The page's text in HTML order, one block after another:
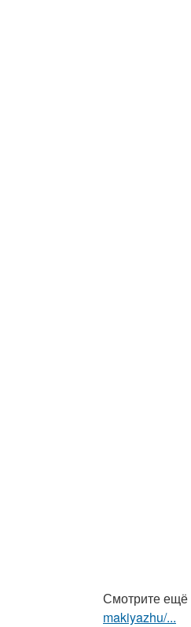
Смотрите ещё
makiyazhu/...